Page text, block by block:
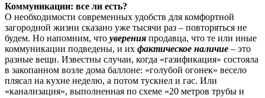
Коммуникации: все ли есть?
О необходимости современных удобств для комфортной
загородной жизни сказано уже тысячи раз – повторяться не
будем. Но напомним, что уверения продавца, что те или иные
коммуникации подведены, и их фактическое наличие – это
разные вещи. Известны случаи, когда «газификация» состояла
в закопанном возле дома баллоне: «голубой огонек» весело
плясал на кухне неделю, а потом тускнел и гас. Или
«канализация», выполненная по схеме «20 метров трубы и